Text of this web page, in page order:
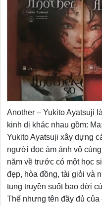
Another – Yukito Ayatsuji
kinh dị khác nhau gồm:
Yukito Ayatsuji xây dựng
người đọc ám ảnh vô
năm về trước có một học
đẹp, hòa đồng, tài giỏi và
tụng truyền suốt bao đời
Thế nhưng tên đầy đủ